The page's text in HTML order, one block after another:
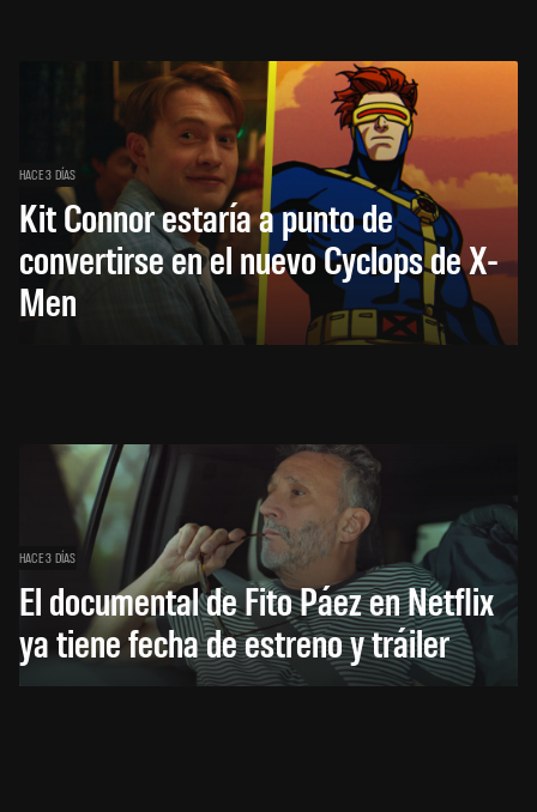
HACE 3 DÍAS
Kit Connor estaría a punto de
convertirse en el nuevo Cyclops de X-
Men
HACE 3 DÍAS
El documental de Fito Páez en Netflix
ya tiene fecha de estreno y tráiler